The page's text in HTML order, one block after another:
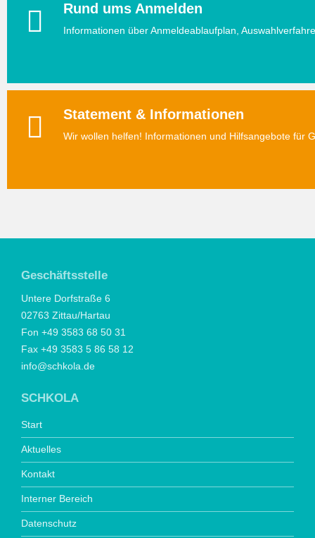
Rund ums Anmelden
Informationen über Anmeldeablaufplan,
Statement & Informationen
Wir wollen helfen! Informationen und Hilfsangebote für
Geschäftsstelle
Untere Dorfstraße 6
02763 Zittau/Hartau
Fon +49 3583 68 50 31
Fax +49 3583 5 86 58 12
info@schkola.de
SCHKOLA
Start
Aktuelles
Kontakt
Interner Bereich
Datenschutz